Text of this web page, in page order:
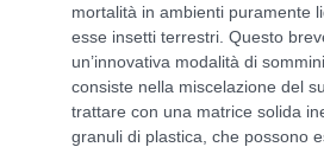
mortalità in ambienti puramente
esse insetti terrestri. Questo
un’innovativa modalità di
consiste nella miscelazione del
trattare con una matrice solida
granuli di plastica, che possono